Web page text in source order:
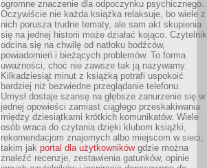
ogromne znaczenie dla odpoczynku psychicznego.
Oczywiście nie każda książka relaksuje, bo wiele z
nich porusza trudne tematy, ale sam akt skupienia
się na jednej historii może działać kojąco. Czytelnik
odcina się na chwilę od natłoku bodźców,
powiadomień i bieżących problemów. To forma
uważności, choć nie zawsze tak ją nazywamy.
Kilkadziesiąt minut z książką potrafi uspokoić
bardziej niż bezwiedne przeglądanie telefonu.
Umysł dostaje szansę na głębsze zanurzenie się w
jednej opowieści zamiast ciągłego przeskakiwania
między dziesiątkami krótkich komunikatów. Wiele
osób wraca do czytania dzięki klubom książki,
rekomendacjom znajomych albo miejscom w sieci,
takim jak portal dla użytkownikówgdzie można
znaleźć recenzje, zestawienia gatunków, opinie